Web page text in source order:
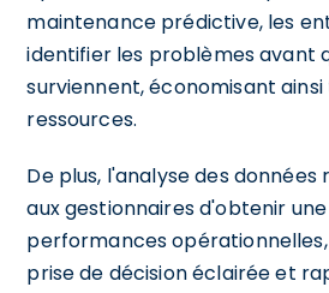
maintenance prédictive, les
identifier les problèmes avant
surviennent, économisant
ressources.
De plus, l'analyse des
aux gestionnaires d'obtenir
performances
prise de décision éclairée et